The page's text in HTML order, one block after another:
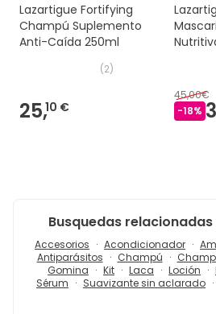
Lazartigue Fortifying
Champú Suplemento
Anti-Caída 250ml
(2)
25,10 €
45,00€
-18%
Busquedas
Accesorios Acondicionador
Antiparásitos
Champú
Gomina
Kit Laca Loción
Sérum
Suavizante sin aclarado